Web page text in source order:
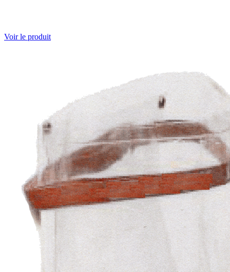
Voir le produit